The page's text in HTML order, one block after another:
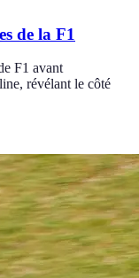
de la F1
F1 avant
révélant le côté